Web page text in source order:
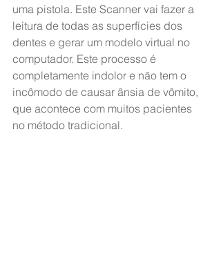
uma pistola. Este Scanner vai fazer a
leitura de todas as superfícies dos
dentes e gerar um modelo virtual no
computador. Este processo é
completamente indolor e não tem o
incômodo de causar ânsia de vômito,
que acontece com muitos pacientes
no método tradicional.